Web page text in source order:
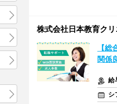
株式会社日本教育ク
【
関係
給
シ